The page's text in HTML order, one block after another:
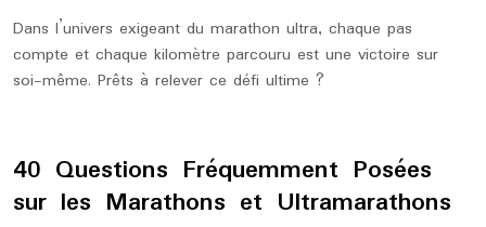
Dans l’univers exigeant du marathon ultra, chaque pas
compte et chaque kilomètre parcouru est une victoire sur
soi-même. Prêts à relever ce défi ultime ?
40 Questions Fréquemment Posées
sur les Marathons et Ultramarathons